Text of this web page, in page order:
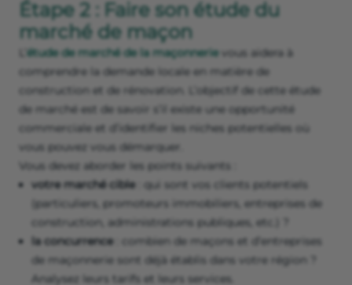
Étape 2 : Faire son étude du
marché de maçon
étude de marché de la maçonnerievous aidera à
comprendre la demande locale en matière de
construction et de rénovation. L’objectif de cette étude
de marché est de savoir s’il existe une opportunité
commerciale et d’identifier les niches potentielles où
vous pouvez vous démarquer.
Vous devez aborder les points suivants :
votre marché cible: qui sont vos clients potentiels
(particuliers, promoteurs immobiliers, entreprises de
construction, administrations publiques, etc.) ?
la concurrence: combien de maçons et d’entreprises
de maçonnerie sont déjà établis dans votre région ?
Analysez leurs tarifs et leurs services.